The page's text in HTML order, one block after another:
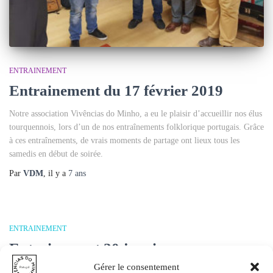
Gérer le consentement
ENTRAINEMENT
Entrainement du 17 février 2019
Notre association Vivências do Minho, a eu le plaisir d’accueillir nos élus
tourquennois, lors d’un de nos entraînements folklorique portugais. Grâce
à ces entraînements, de vrais moments de partage ont lieux tous les
samedis en début de soirée.
Par VDM , il y a 7 ans
ENTRAINEMENT
Entrainement 20 janvier